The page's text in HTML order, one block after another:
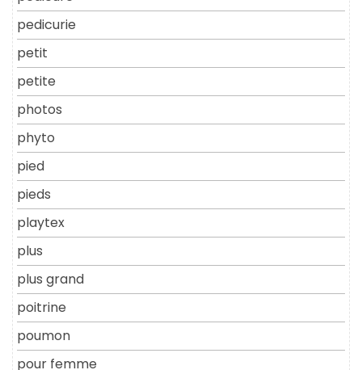
pedicurie
petit
petite
photos
phyto
pied
pieds
playtex
plus
plus grand
poitrine
poumon
pour femme